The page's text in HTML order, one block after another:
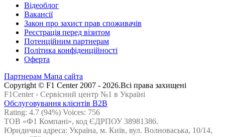
Відеоблог
Вакансії
Закон про захист прав споживачів
Реєстрація перед візитом
Потенційним партнерам
Політика конфіденційності
Оферта
Партнерам Мапа сайта
Сopyright © F1 Center 2007 - 2026.Всі права захищені
F1Center › Cервісний центр №1 в Україні
Обслуговування клієнтів B2B
Rating: 4.7 (94%) Voices: 756
ТОВ «Ф1 Компані», код ЄДРПОУ 38981386.
Юридична адреса: Україна, м. Київ, вул. Волноваська, 10/14,